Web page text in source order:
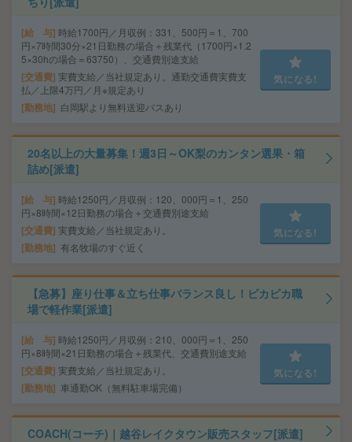
給 与 時給1700円／月収例：331、500円＝1、700
円×7時間30分×21日勤務の場合＋残業代（1700円×1.2
5×30hの場合＝63750）、交通費別途支給
交通費 実費支給／当社規定あり。通勤交通費実費支
払／上限4万円／月※規定あり
勤務地 白岡駅より無料送迎バスあり
気になる!
20名以上の大量募集！週3日～OK梨のカンタン選果・箱
詰め[派遣]
給 与 時給1250円／月収例：120、000円＝1、250
円×8時間×12日勤務の場合＋交通費別途支給
交通費 実費支給／当社規定あり。
勤務地 有名牧場のすぐ近く
気になる!
【急募】座り仕事＆立ち仕事バランス良し！ピカピカ職
場で軽作業[派遣]
給 与 時給1250円／月収例：210、000円＝1、250
円×8時間×21日勤務の場合＋残業代、交通費別途支給
交通費 実費支給／当社規定あり。
勤務地 車通勤OK（無料駐車場完備）
気になる!
COACH(コーチ)｜越谷レイクタウン販売スタッフ[派遣]